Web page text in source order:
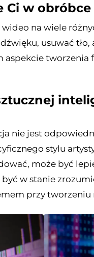
Ci w
na wiele
usuwać
tworzenia
nie jest
stylu
może być
w stanie
przy tworzeniu